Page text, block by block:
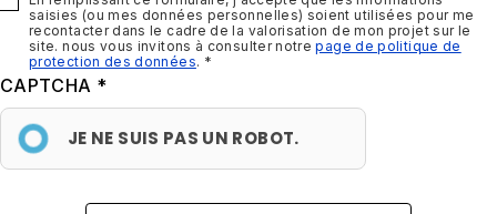
saisies (ou mes données personnelles) soient utilisées pour me
recontacter dans le cadre de la valorisation de mon projet sur le
site. nous vous invitons à consulter notrepage de politique de
protection des données.
CAPTCHA
JE NE SUIS PAS UN ROBOT.